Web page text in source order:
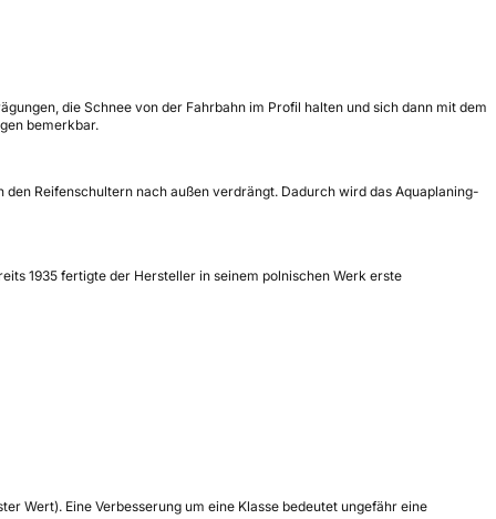
die Schnee von der Fahrbahn im Profil halten und sich dann mit dem
bemerkbar.
Reifenschultern nach außen verdrängt. Dadurch wird das Aquaplaning-
1935 fertigte der Hersteller in seinem polnischen Werk erste
Wert). Eine Verbesserung um eine Klasse bedeutet ungefähr eine